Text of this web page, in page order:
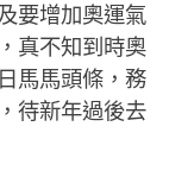
要增加奧運氣
真不知到時奧
馬馬頭條，務
待新年過後去